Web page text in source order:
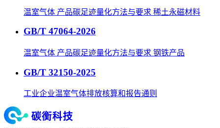
温室气体 产品碳足迹量化方法与要求 稀土永磁材料
GB/T 47064-2026
温室气体 产品碳足迹量化方法与要求 钢铁产品
GB/T 32150-2025
工业企业温室气体排放核算和报告通则